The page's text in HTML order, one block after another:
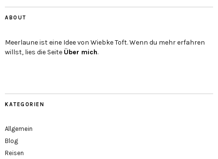
ABOUT
Meerlaune ist eine Idee von Wiebke Toft. Wenn du mehr erfahren
willst, lies die Seite Über mich.
KATEGORIEN
Allgemein
Blog
Reisen